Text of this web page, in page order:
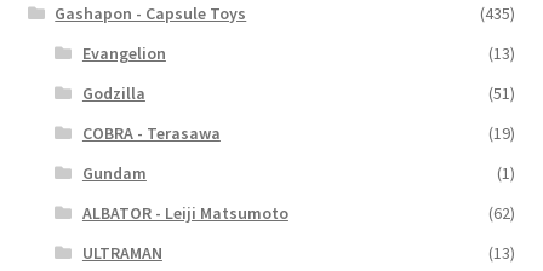
Gashapon - Capsule Toys
(435)
Evangelion
(13)
Godzilla
(51)
COBRA - Terasawa
(19)
Gundam
(1)
ALBATOR - Leiji Matsumoto
(62)
ULTRAMAN
(13)